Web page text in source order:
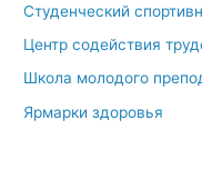
Студенческий
Центр содействия
Школа молодого
Ярмарки здоровья